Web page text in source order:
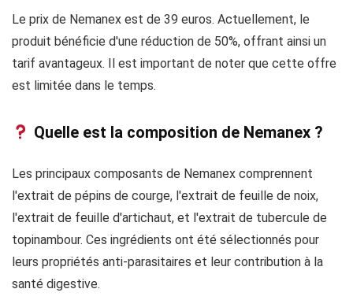
Le prix de Nemanex est de 39 euros. Actuellement, le
produit bénéficie d'une réduction de 50%, offrant ainsi un
tarif avantageux. Il est important de noter que cette offre
est limitée dans le temps.
Quelle est la composition de Nemanex ?
Les principaux composants de Nemanex comprennent
l'extrait de pépins de courge, l'extrait de feuille de noix,
l'extrait de feuille d'artichaut, et l'extrait de tubercule de
topinambour. Ces ingrédients ont été sélectionnés pour
leurs propriétés anti-parasitaires et leur contribution à la
santé digestive.